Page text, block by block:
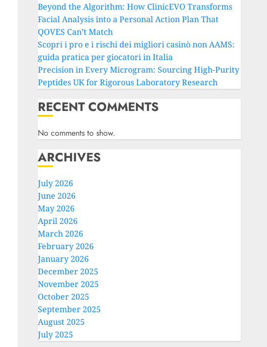
Beyond the Algorithm: How ClinicEVO Transforms
Facial Analysis into a Personal Action Plan That
QOVES Can’t Match
Scopri i pro e i rischi dei migliori casinò non AAMS:
guida pratica per giocatori in Italia
Precision in Every Microgram: Sourcing High-Purity
Peptides UK for Rigorous Laboratory Research
RECENT COMMENTS
No comments to show.
ARCHIVES
July 2026
June 2026
May 2026
April 2026
March 2026
February 2026
January 2026
December 2025
November 2025
October 2025
September 2025
August 2025
July 2025